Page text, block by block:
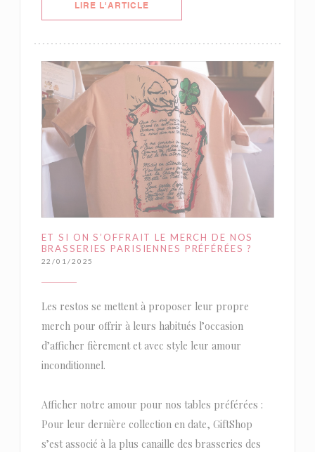
LIRE L'ARTICLE((OUVRE UNE NOUVELLE
ET SI ON S’OFFRAIT LE MERCH DE NOS
BRASSERIES PARISIENNES PRÉFÉRÉES ?
22/01/2025
Les restos se mettent à proposer leur propre
merch pour offrir à leurs habitués l’occasion
d’afficher fièrement et avec style leur amour
inconditionnel.
Afficher notre amour pour nos tables préférées :
Pour leur dernière collection en date, GiftShop
s’est associé à la plus canaille des brasseries des